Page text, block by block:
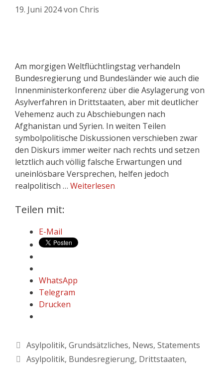
19. Juni 2024von Chris
Am morgigen Weltflüchtlingstag verhandeln
Bundesregierung und Bundesländer wie auch die
Innenministerkonferenz über die Asylagerung von
Asylverfahren in Drittstaaten, aber mit deutlicher
Vehemenz auch zu Abschiebungen nach
Afghanistan und Syrien. In weiten Teilen
symbolpolitische Diskussionen verschieben zwar
den Diskurs immer weiter nach rechts und setzen
letztlich auch völlig falsche Erwartungen und
uneinlösbare Versprechen, helfen jedoch
realpolitisch … Weiterlesen
Teilen mit:
E-Mail
WhatsApp
Telegram
Drucken
Asylpolitik, Grundsätzliches, News, Statements
Asylpolitik, Bundesregierung, Drittstaaten,